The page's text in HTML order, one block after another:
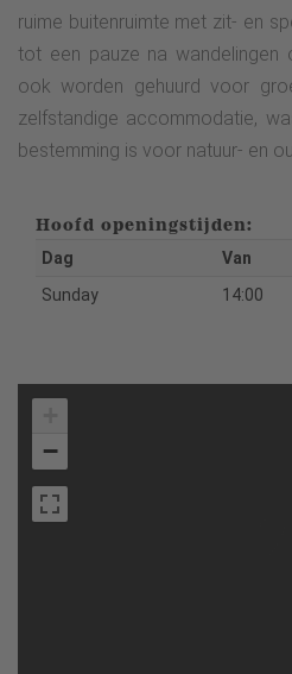
ruime buitenruimte met zit- en
tot een pauze na wandelingen
ook worden gehuurd voor
zelfstandige accommodatie,
bestemming is voor natuur- en
Hoofd openingstijden:
Dag Van
Sunday
14:00
−